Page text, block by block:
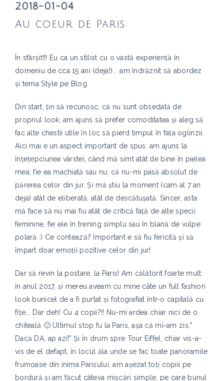
2018-01-04
Au coeur de Paris
În sfârșit!!! Eu ca un stilist cu o vastă experiență în
domeniu de cca 15 ani (deja!)... am îndrăznit să abordez
și tema Style pe Blog.
Din start, țin să recunosc, că nu sunt obsedată de
propriul look, am ajuns să prefer comoditatea și aleg să
fac alte chestii utile în loc să pierd timpul în fața oglinzii.
Aici mai e un aspect important de spus: am ajuns la
înțețepciunea vârstei, când mă simt atât de bine în pielea
mea, fie ea machiată sau nu, că nu-mi pasă absolut de
părerea celor din jur. Și mă știu la moment (cam al 7 an
deja) atât de eliberată, atât de descătușată. Sincer, asta
mă face să nu mai fiu atât de critică față de alte specii
feminine, fie ele în trening simplu sau în blană de vulpe
polară :) Ce contează? Important e să fiu fericită și să
împart doar emoții pozitive celor din jur!
Dar să revin la postare, la Paris! Am călătorit foarte mult
în anul 2017, și mereu aveam cu mine câte un full fashion
look bunicel de a fi purtat și fotografiat într-o capitală cu
fițe... Dar deh! Cu 4 copii?!! Nu-mi ardea chiar nici de o
chiteală 🙂 Ultimul stop fu la Paris, așa că mi-am zis:"
Dacă DA, ap azi!" Și în drum spre Tour Eiffel, chiar vis-a-
vis de el defapt, în locul ăla unde se fac toate panoramile
frumoase din inima Parisului, am așezat toți copiii pe
bordură și am făcut câteva mișcări simple, pe care bunul